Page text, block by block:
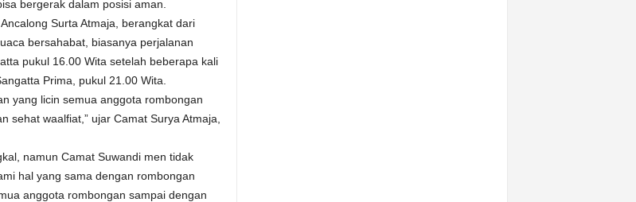
bergerak dalam posisi aman.
Surta Atmaja, berangkat dari
bersahabat, biasanya perjalanan
pukul 16.00 Wita setelah beberapa kali
Prima, pukul 21.00 Wita.
yang licin semua anggota rombongan
sehat waalfiat,” ujar Camat Surya Atmaja,
namun Camat Suwandi men tidak
hal yang sama dengan rombongan
anggota rombongan sampai dengan